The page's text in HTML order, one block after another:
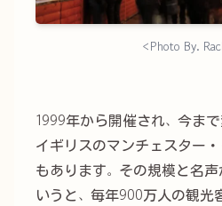
<Photo By.
1999年から開催され、今ま
イギリスのマンチェスター
もあります。その規模と名
いうと、毎年900万人の観光